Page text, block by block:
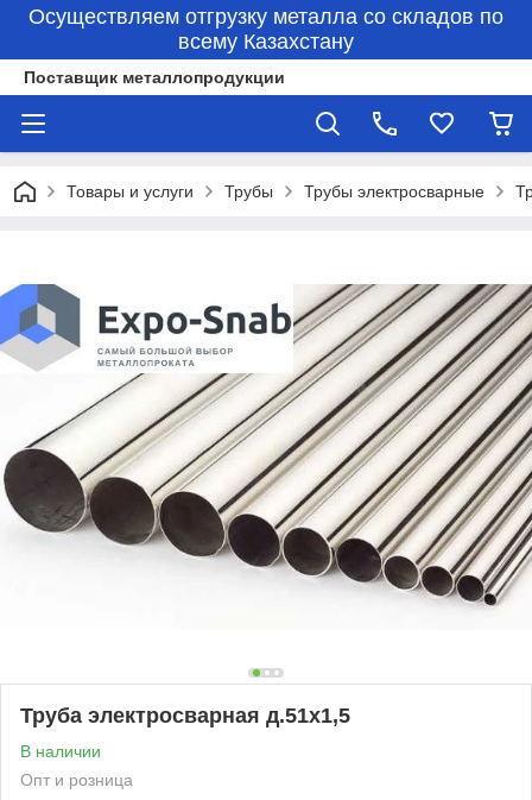
Осуществляем отгрузку металла со складов по
всему Казахстану
Поставщик металлопродукции
Товары и услуги Трубы Трубы электросварные
Труба электросварная д.51х1,5
В наличии
Опт и розница